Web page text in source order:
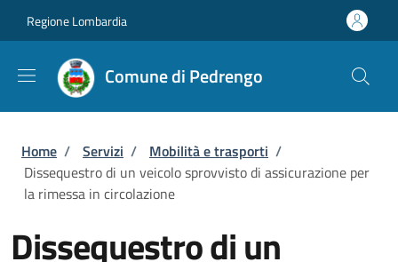
Regione Lombardia
Comune di Pedrengo
Briciole di pane
Home / Servizi / Mobilità e trasporti /
Dissequestro di un veicolo sprovvisto di assicurazione per
la rimessa in circolazione
Dissequestro di un